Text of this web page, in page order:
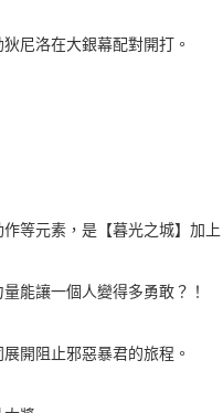
尼洛在大銀幕配對開打。
等元素，是【暮光之城】加
能讓一個人變得多勇敢？！
開阻止邪惡暴君的旅程。